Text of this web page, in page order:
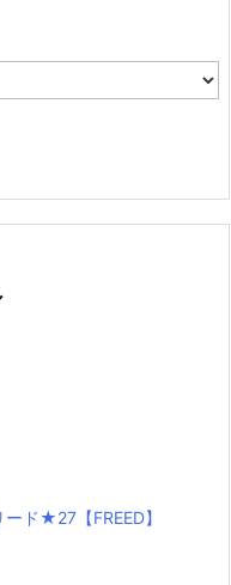
ド★27【FREED】